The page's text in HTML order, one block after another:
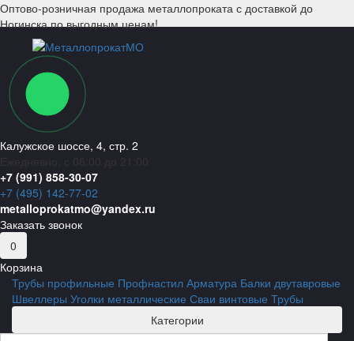
Оптово-розничная продажа металлопроката с доставкой до
Ногинска по выгодным ценам!
Калужское шоссе, 4, стр. 2
+7 (991) 858-30-07
+7 (495) 142-77-02
metalloprokatmo@yandex.ru
Заказать звонок
0
Корзина
Трубы профильные Профнастил Арматура Балки двутавровые
Швеллеры Уголки металлические Сваи винтовые Трубы
Категории